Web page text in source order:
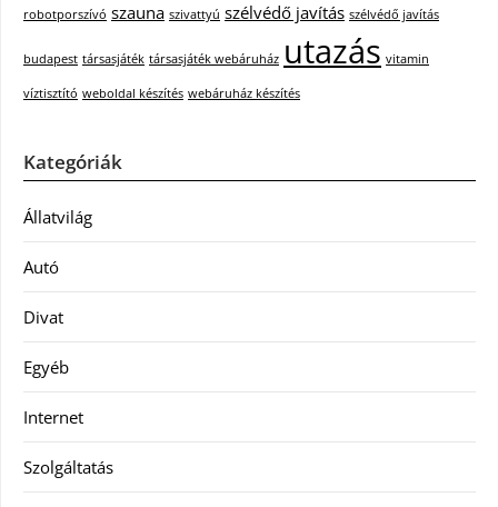
robotporszívó szauna szivattyú szélvédő javítás szélvédő javítás
budapest társasjáték társasjáték webáruház utazás vitamin
víztisztító weboldal készítés webáruház készítés
Kategóriák
Állatvilág
Autó
Divat
Egyéb
Internet
Szolgáltatás